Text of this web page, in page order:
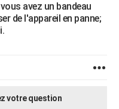
avez un bandeau
de l'appareil en panne;
votre question